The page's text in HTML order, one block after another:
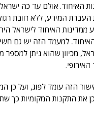
האיחוד. אולם עד כה
המידע, ללא חובת
האיחוד לישראל
למעמד הזה יש גם
מכיוון שהוא ניתן
הזה עומד לפוג, ועל כן
את התקנות המקומיות כך